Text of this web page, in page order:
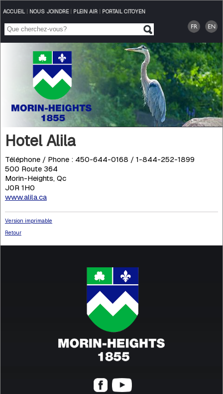
ACCUEIL| NOUS JOINDRE| PLEIN AIR| PORTAIL CITOYEN
Hotel Alila
Téléphone / Phone : 450-644-0168 / 1-844-252-1899
500 Route 364
Morin-Heights, Qc
J0R 1H0
www.alila.ca
Version imprimable
Retour